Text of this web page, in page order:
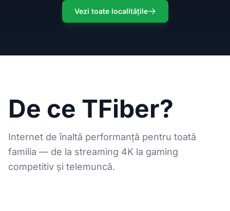
Vezi toate localitățile
De ce TFiber?
Internet de înaltă performanță pentru toată
familia — de la streaming 4K la gaming
competitiv și telemuncă.